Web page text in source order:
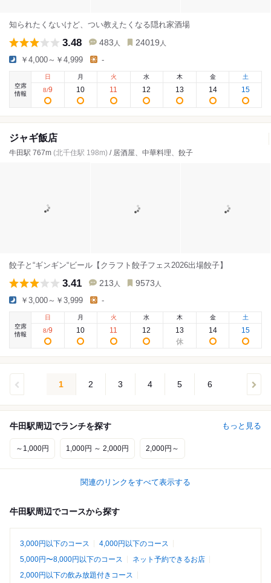
知られたくないけど、つい教えたくなる隠れ家酒場
3.48 483 人 24019 人
￥4,000～￥4,999 -
空席
情報
日
8/9
月
10
火
11
水
12
木
13
金
14
土
15
ジャギ飯店
牛田駅 767m (北千住駅 198m) / 居酒屋、中華料理、餃子
餃子と“ギンギン“ビール【クラフト餃子フェス2026出場餃子】
3.41 213 人 9573 人
￥3,000～￥3,999 -
空席
情報
日
8/9
月
10
火
11
水
12
木
13
金
14
土
15
1 2 3 4 5 6
牛田駅周辺でランチを探す もっと見る
～1,000円 1,000円 ～ 2,000円 2,000円～
関連のリンクをすべて表示する
牛田駅周辺でコースから探す
3,000円以下のコース
4,000円以下のコース
5,000円〜8,000円以下のコース
ネット予約できるお店
2,000円以下の飲み放題付きコース